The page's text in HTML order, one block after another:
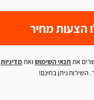
הצעות מחיר
את תנאי השימושואתמדיניות
השירות ניתן בחינם!